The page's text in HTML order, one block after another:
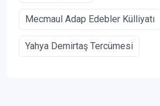
Mecmaul Adap Edebler Külliyatı
Yahya Demirtaş Tercümesi